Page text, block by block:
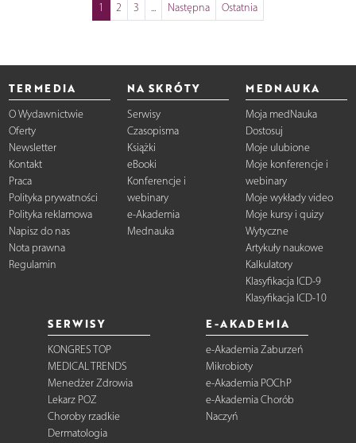
1 2 3 ... Następna Ostatnia
TERMEDIA
O Wydawnictwie
Oferty
Newsletter
Kontakt
Praca
Polityka prywatności
Polityka reklamowa
Napisz do nas
Nota prawna
Regulamin
NA SKRÓTY
Serwisy
Czasopisma
Książki
eBooki
Konferencje i
webinary
e-Akademia
Mednauka
MEDNAUKA
Moja medNauka
Dostosuj
Moje ulubione
Moje konferencje i
webinary
Moje wykłady video
Moje kursy i quizy
Wytyczne
Artykuły naukowe
Kalkulatory
Klasyfikacja ICD-9
Klasyfikacja ICD-10
SERWISY
KONGRES TOP
MEDICAL TRENDS
Menedżer Zdrowia
Lekarz POZ
Choroby rzadkie
Dermatologia
E-AKADEMIA
e-Akademia Zaburzeń
Mikrobioty
e-Akademia POChP
e-Akademia Chorób
Naczyń